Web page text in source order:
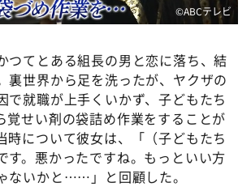
©ABCテレビ
つてとある組長の男と恋に落ち、結
裏世界から足を洗ったが、ヤクザの
で就職が上手くいかず、子どもたち
覚せい剤の袋詰め作業をすることが
時について彼女は、「（子どもたち
す。悪かったですね。もっといい方
ないかと……」と回顧した。